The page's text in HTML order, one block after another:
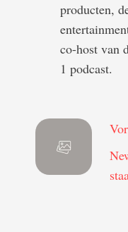
producten,
co-host van
1 podcast.